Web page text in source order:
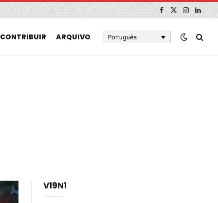
Facebook
X
Instagram
CONTRIBUIR ARQUIVO Português
V19N1